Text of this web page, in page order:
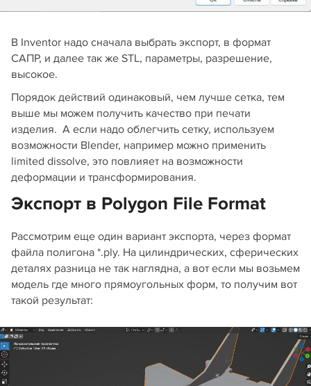
В Inventor надо сначала выбрать экспорт, в формат
САПР, и далее так же STL, параметры, разрешение,
высокое.
Порядок действий одинаковый, чем лучше сетка, тем
выше мы можем получить качество при печати
изделия. А если надо облегчить сетку, используем
возможности Blender, например можно применить
limited dissolve, это повлияет на возможности
деформации и трансформирования.
Экспорт в Polygon File Format
Рассмотрим еще один вариант экспорта, через формат
файла полигона *.ply. На цилиндрических, сферических
деталях разница не так наглядна, а вот если мы возьмем
модель где много прямоугольных форм, то получим вот
такой результат: